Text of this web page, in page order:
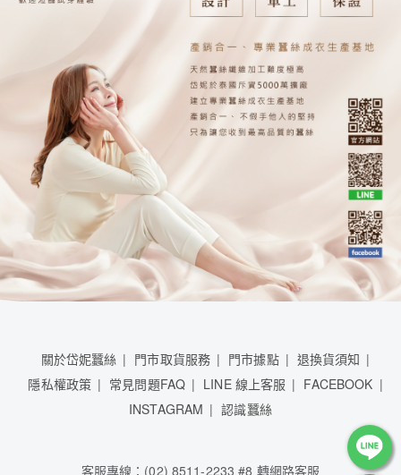
關於岱妮蠶絲 門市取貨服務 門市據點
退換貨須知
隱私權政策
常見問題FAQ LINE 線上客服
FACEBOOK
INSTAGRAM
認識蠶絲
客服專線：(02) 8511-2233 #8 轉網路客服